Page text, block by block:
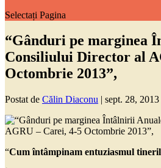
Selectați Pagina
“Gânduri pe marginea
Consiliului Director al
Octombrie 2013”,
Postat de Călin Diaconu | sept. 28, 2013
“Cum întâmpinam entuziasmul